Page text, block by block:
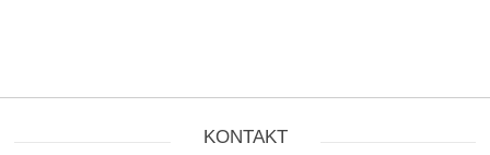
KONTAKT